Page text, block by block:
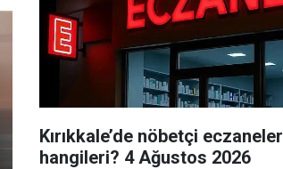
Kırıkkale’de nöbetçi eczaneler
hangileri? 4 Ağustos 2026